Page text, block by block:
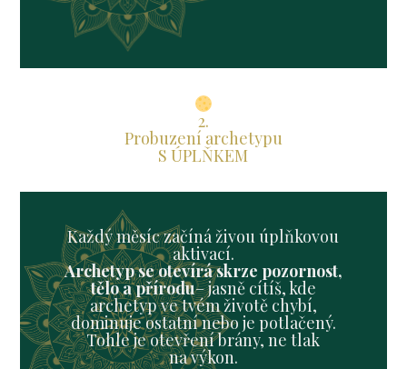
2.
Probuzení archetypu
S ÚPLŇKEM
Každý měsíc začíná živou úplňkovou
aktivací.
Archetyp se otevírá skrze pozornost,
tělo a přírodu– jasně cítíš, kde
archetyp ve tvém životě chybí,
dominuje ostatní nebo je potlačený.
Tohle je otevření brány, ne tlak
na výkon.